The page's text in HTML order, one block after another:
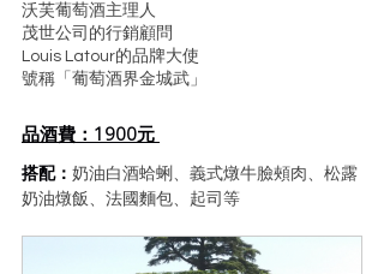
沃芙葡萄酒主理人
茂世公司的行銷顧問
Louis Latour的品牌大使
號稱「葡萄酒界金城武」
品酒費：1900元
搭配： 奶油白酒蛤蜊、義式燉牛臉頰肉、松露
奶油燉飯、法國麵包、起司等